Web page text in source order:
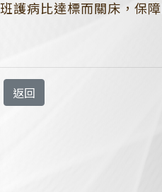
護病比達標而關床，保
返回